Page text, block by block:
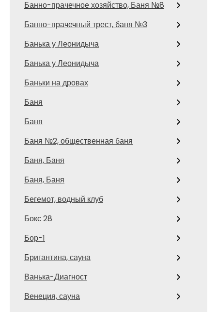
Банно-прачечное хозяйство, Баня №8
Банно-прачечный трест, баня №3
Банька у Леонидыча
Банька у Леонидыча
Баньки на дровах
Баня
Баня
Баня №2, общественная баня
Баня, Баня
Баня, Баня
Бегемот, водный клуб
Бокс 28
Бор-1
Бригантина, сауна
Ванька-Диагност
Венеция, сауна